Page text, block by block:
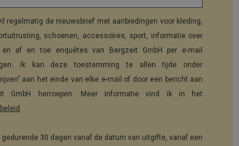
regelmatig de nieuwsbrief met aanbiedingen voor kleding,
schoenen, accessoires, sport, informatie over
af en toe enquêtes van Bergzeit GmbH per e-mail
Ik kan deze toestemming te allen tijde onder
aan het einde van elke e-mail of door een bericht aan
GmbH herroepen. Meer informatie vind ik in het
.
gedurende 30 dagen vanaf de datum van uitgifte, vanaf een